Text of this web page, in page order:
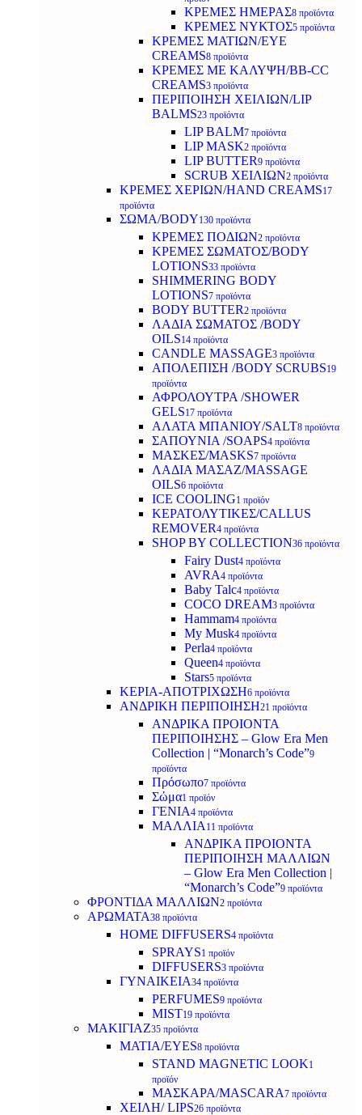
ΚΡΕΜΕΣ ΗΜΕΡΑΣ8 προϊόντα
ΚΡΕΜΕΣ ΝΥΚΤΟΣ5 προϊόντα
ΚΡΕΜΕΣ ΜΑΤΙΩΝ/EYE
CREAMS8 προϊόντα
ΚΡΕΜΕΣ ΜΕ ΚΑΛΥΨΗ/BB-CC
CREAMS3 προϊόντα
ΠΕΡΙΠΟΙΗΣΗ ΧΕΙΛΙΩΝ/LIP
BALMS23 προϊόντα
LIP BALM7 προϊόντα
LIP MASK2 προϊόντα
LIP BUTTER9 προϊόντα
SCRUB ΧΕΙΛΙΩΝ2 προϊόντα
ΚΡΕΜΕΣ ΧΕΡΙΩΝ/HAND CREAMS17
προϊόντα
ΣΩΜΑ/BODY130 προϊόντα
ΚΡΕΜΕΣ ΠΟΔΙΩΝ2 προϊόντα
ΚΡΕΜΕΣ ΣΩΜΑΤΟΣ/BODY
LOTIONS33 προϊόντα
SHIMMERING BODY
LOTIONS7 προϊόντα
BODY BUTTER2 προϊόντα
ΛΑΔΙΑ ΣΩΜΑΤΟΣ /BODY
OILS14 προϊόντα
CANDLE MASSAGE3 προϊόντα
ΑΠΟΛΕΠΙΣΗ /BODY SCRUBS19
προϊόντα
ΑΦΡΟΛΟΥΤΡΑ /SHOWER
GELS17 προϊόντα
ΑΛΑΤΑ ΜΠΑΝΙΟΥ/SALT8 προϊόντα
ΣΑΠΟΥΝΙΑ /SOAPS4 προϊόντα
ΜΑΣΚΕΣ/MASKS7 προϊόντα
ΛΑΔΙΑ ΜΑΣΑΖ/MASSAGE
OILS6 προϊόντα
ICE COOLING1 προϊόν
ΚΕΡΑΤΟΛΥΤΙΚΕΣ/CALLUS
REMOVER4 προϊόντα
SHOP BY COLLECTION36 προϊόντα
Fairy Dust4 προϊόντα
AVRA4 προϊόντα
Baby Talc4 προϊόντα
COCO DREAM3 προϊόντα
Hammam4 προϊόντα
My Musk4 προϊόντα
Perla4 προϊόντα
Queen4 προϊόντα
Stars5 προϊόντα
ΚΕΡΙΑ-ΑΠΟΤΡΙΧΩΣΗ6 προϊόντα
ΑΝΔΡΙΚΗ ΠΕΡΙΠΟΙΗΣΗ21 προϊόντα
ΑΝΔΡΙΚΑ ΠΡΟΙΟΝΤΑ
ΠΕΡΙΠΟΙΗΣΗΣ – Glow Era Men
Collection | “Monarch’s Code”9
προϊόντα
Πρόσωπο7 προϊόντα
Σώμα1 προϊόν
ΓΕΝΙΑ4 προϊόντα
ΜΑΛΛΙΑ 11 προϊόντα
ΑΝΔΡΙΚΑ ΠΡΟΙΟΝΤΑ
ΠΕΡΙΠΟΙΗΣΗ ΜΑΛΛΙΩΝ
– Glow Era Men Collection |
“Monarch’s Code”9 προϊόντα
ΦΡΟΝΤΙΔΑ ΜΑΛΛΙΩΝ2 προϊόντα
ΑΡΩΜΑΤΑ38 προϊόντα
HOME DIFFUSERS4 προϊόντα
SPRAYS1 προϊόν
DIFFUSERS3 προϊόντα
ΓΥΝΑΙΚΕΙΑ34 προϊόντα
PERFUMES9 προϊόντα
MIST19 προϊόντα
ΜΑΚΙΓΙΑΖ35 προϊόντα
ΜΑΤΙΑ/EYES8 προϊόντα
STAND MAGNETIC LOOK1
προϊόν
ΜΑΣΚΑΡΑ/MASCARA7 προϊόντα
ΧΕΙΛΗ/ LIPS26 προϊόντα